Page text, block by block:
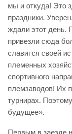
мы и откуда! Это
праздники.
ждали этот день.
привезли сюда
славится своей
племенных
спортивного
племзаводов! Их
турнирах.
будущее».
Первым в заезде